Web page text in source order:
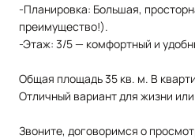
-Планировка: Большая,
преимущество!).
-Этаж: 3/5 — комфортный и
Общая площадь 35 кв. м. В
Отличный вариант для жизни
Звоните, договоримся о